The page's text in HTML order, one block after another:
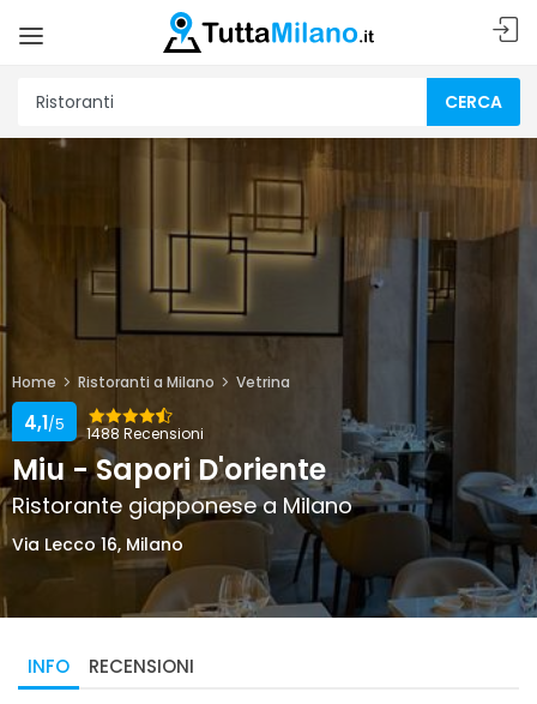
CERCA
Home Ristoranti a Milano Vetrina
1488 Recensioni
4,1/5
Miu - Sapori D'oriente
Ristorante giapponese a Milano
Via Lecco 16, Milano
INFO RECENSIONI